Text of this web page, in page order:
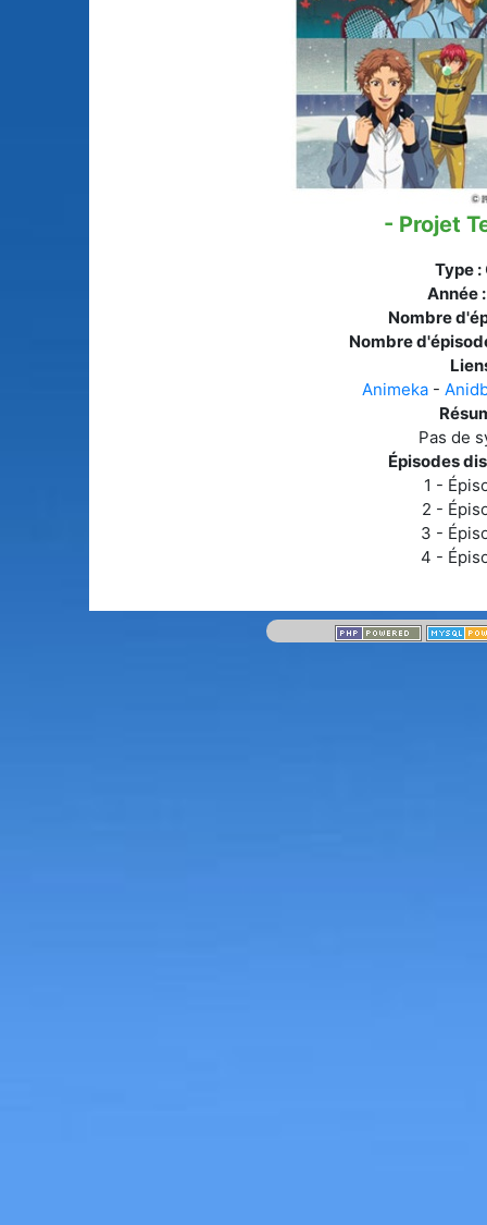
Mangas
(0)
Tous les mangas
(273)
- Projet
Type :
Année
Nombre
Nombre
Animeka -
Pas de
Épisodes
1 -
2 -
3 -
4 -